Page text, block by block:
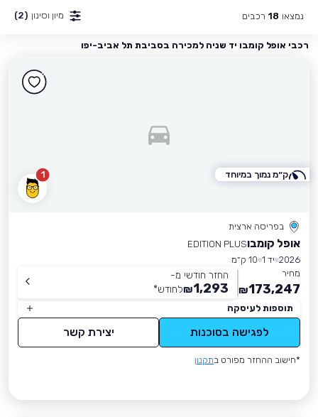
נמצאו 18 רכבים מיון וסינון (2)
רכבי אופל קומבו יד שניה למכירה בסביבת תל אביב-יפו
1
בפריסה ארצית
אופל קומבוEDITION PLUS
2026 יד 1
10 ק״מ
מחיר
173,247
₪
החזר חודשי מ-
1,293
₪לחודש*
תוספות לעיסקה
לפגישה בסוכנות יצירת קשר
*חישוב ההחזר מפורט בתקנון
ק״מ נמוך במיוחד